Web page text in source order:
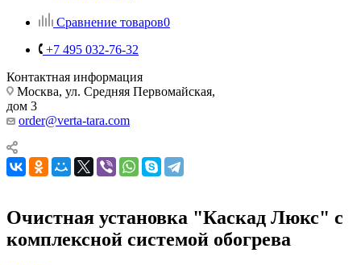
Сравнение товаров0
+7 495 032-76-32
Контактная информация
Москва, ул. Средняя Первомайская,
дом 3
order@verta-tara.com
Очистная установка "Каскад Люкс" с
комплексной системой обогрева